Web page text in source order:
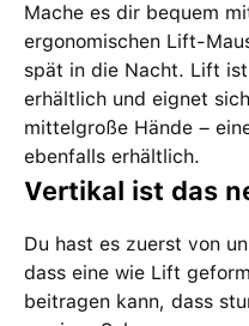
Mache es dir bequem
ergonomischen Lift-
spät in die Nacht. Lift
erhältlich und eignet
mittelgroße Hände –
ebenfalls erhältlich.
Vertikal ist das
Du hast es zuerst von
dass eine wie Lift
beitragen kann, dass